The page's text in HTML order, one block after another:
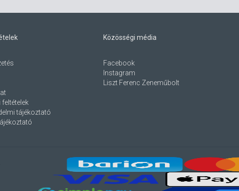
tájékoztató
Közösségi média
Facebook
Instagram
Liszt Ferenc Zeneműbolt